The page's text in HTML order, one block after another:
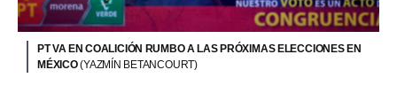
PT VA EN COALICIÓN RUMBO A LAS PRÓXIMAS ELECCIONES EN
MÉXICO(YAZMÍN BETANCOURT)